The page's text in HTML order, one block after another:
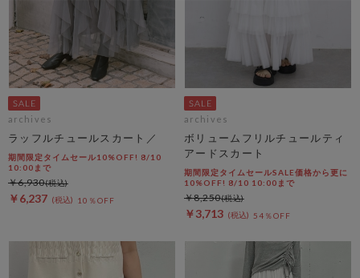
archives
ラッフルチュールスカート／
期間限定タイムセール10%OFF! 8/10
10:00まで
￥6,237 10％OFF
￥6,930
archives
ボリュームフリルチュールティ
アードスカート
期間限定タイムセールSALE価格から更に
10%OFF! 8/10 10:00まで
￥3,713 54％OFF
￥8,250